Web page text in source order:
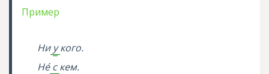
Пример
Ни у кого.
Не с кем.